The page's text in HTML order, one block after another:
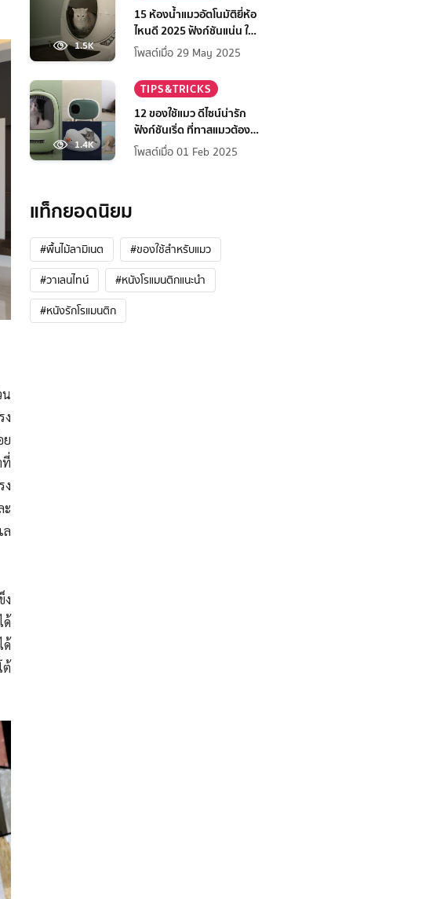
น
ย
ง
ะ
ล
ด้
ด้
ต้
1.5K
15 ห้องน้ำแมวอัตโนมัติยี่ห้อ
ไหนดี 2025 ฟังก์ชันแน่น ใช้
สบาย สะอาดง่าย เจ้าของ
โพสต์เมื่อ 29 May 2025
1.4K
TIPS&TRICKS
12 ของใช้แมว ดีไซน์น่ารัก
ฟังก์ชันเริ่ด ที่ทาสแมวต้องมี
ไว้มัดใจเจ้านาย
โพสต์เมื่อ 01 Feb 2025
แท็กยอดนิยม
#พื้นไม้ลามิเนต
#ของใช้สำหรับแมว
#วาเลนไทน์
#หนังโรแมนติกแนะนํา
#หนังรักโรแมนติก